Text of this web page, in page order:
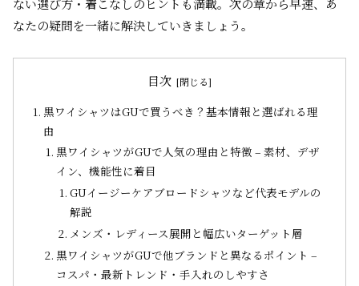
ない選び方・着こなしのヒントも満載。次の章から早速、あ
なたの疑問を一緒に解決していきましょう。
目次
黒ワイシャツはGUで買うべき？基本情報と選ばれる理
由
黒ワイシャツがGUで人気の理由と特徴 – 素材、デザ
イン、機能性に着目
GUイージーケアブロードシャツなど代表モデルの
解説
メンズ・レディース展開と幅広いターゲット層
黒ワイシャツがGUで他ブランドと異なるポイント –
コスパ・最新トレンド・手入れのしやすさ